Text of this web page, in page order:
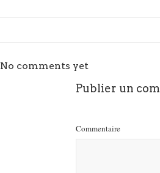
No comments yet
Publier un
Commentaire